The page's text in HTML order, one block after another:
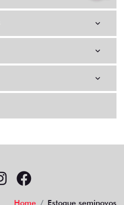
Home Estoque seminovos